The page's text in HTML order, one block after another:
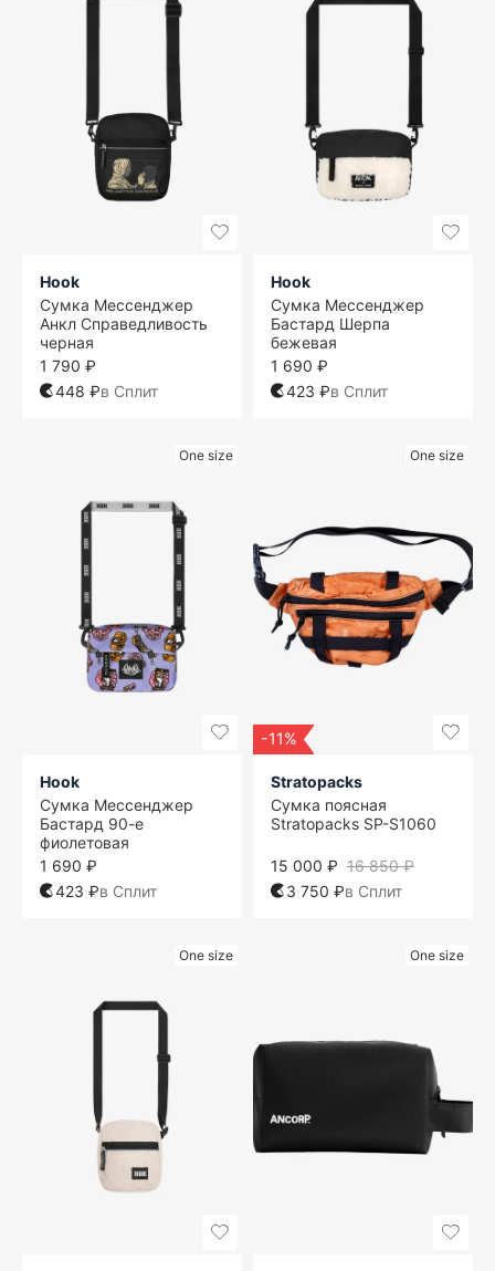
Hook
Сумка Мессенджер
Анкл Справедливость
черная
1 790 ₽
448 ₽в Сплит
Hook
Сумка Мессенджер
Бастард Шерпа
бежевая
1 690 ₽
423 ₽в Сплит
One size
Hook
Сумка Мессенджер
Бастард 90-е
фиолетовая
1 690 ₽
423 ₽в Сплит
One size
-11%
Stratopacks
Сумка поясная
Stratopacks SP-S1060
16 850 ₽
15 000 ₽
3 750 ₽в Сплит
One size One size